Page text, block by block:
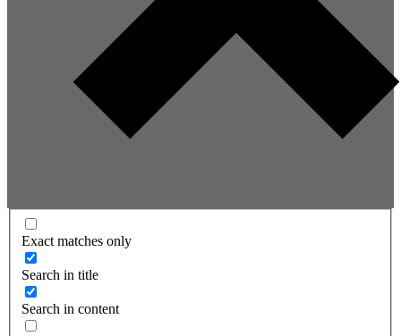
Exact matches only
Search in title
Search in content